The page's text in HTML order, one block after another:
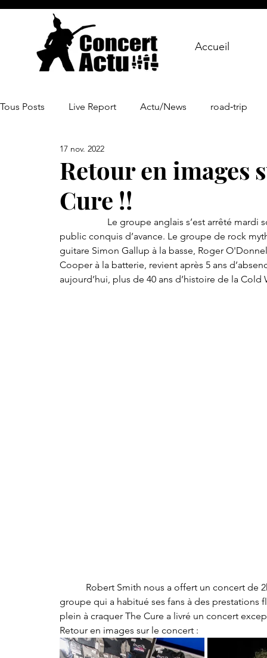
Accueil
Tous Posts Live Report Actu/News road‑trip
Retour en images
Cure !!
17 nov. 2022
public conquis d’avance. Le groupe de rock
guitare Simon Gallup à la basse, Roger
Cooper à la batterie, revient après 5 ans
aujourd’hui, plus de 40 ans d’histoire de la
groupe qui a habitué ses fans à des prestations
plein à craquer The Cure a livré un concert
Retour en images sur le concert :